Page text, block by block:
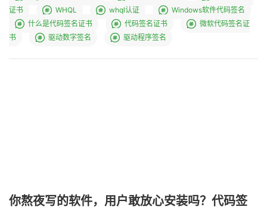
证书
WHQL whql认证
Windows软件代码签名
什么是代码签名证书
代码签名证书
微软代码签名证
书
驱动数字签名 驱动程序签名
你熬夜写的软件，用户敢放心安装吗？代码签